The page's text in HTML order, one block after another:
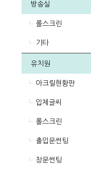
방송실
롤스크린
기타
유치원
아크릴현황판
입체글씨
롤스크린
출입문썬팅
창문썬팅